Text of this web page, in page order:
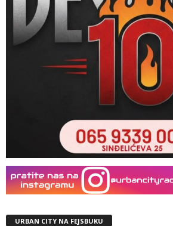
URBAN CITY NA FEJSBUKU